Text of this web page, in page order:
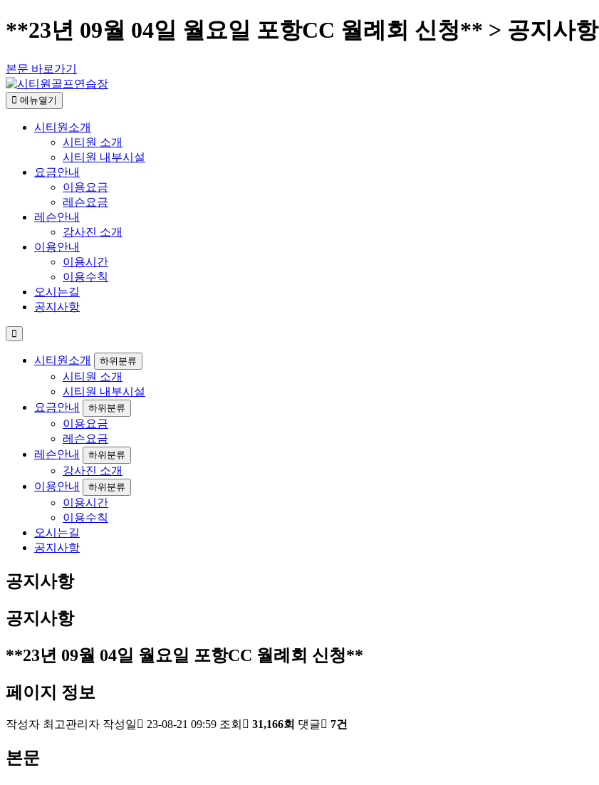
**23년 09월 04일 월요일 포항CC 월례회 신청** > 공지사항
본문 바로가기
메뉴열기
시티원소개
시티원 소개
시티원 내부시설
요금안내
이용요금
레슨요금
레슨안내
강사진 소개
이용안내
이용시간
이용수칙
오시는길
공지사항
시티원소개 하위분류
시티원 소개
시티원 내부시설
요금안내
하위분류
이용요금
레슨요금
레슨안내
하위분류
강사진 소개
이용안내
하위분류
이용시간
이용수칙
오시는길
공지사항
공지사항
공지사항
**23년 09월 04일 월요일 포항CC 월례회 신청**
페이지 정보
작성자 최고관리자 작성일 23-08-21 09:59 조회 31,166회 댓글 7건
본문